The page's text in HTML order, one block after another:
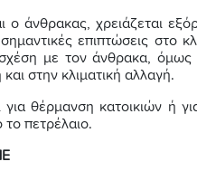
ο άνθρακας, χρειάζεται
επιπτώσεις στο
με τον άνθρακα,
στην κλιματική αλλαγή.
θέρμανση κατοικιών ή
πετρέλαιο.